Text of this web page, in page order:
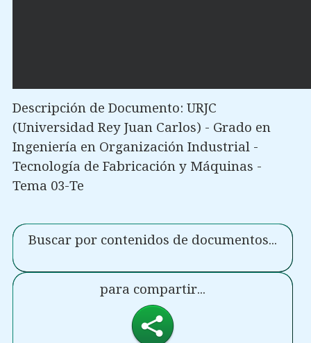
Descripción de Documento: URJC
(Universidad Rey Juan Carlos) - Grado en
Ingeniería en Organización Industrial -
Tecnología de Fabricación y Máquinas -
Tema 03-Te
Buscar por contenidos de documentos...
para compartir...